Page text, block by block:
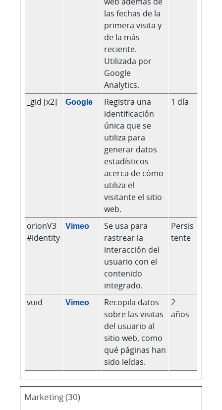
las fechas de la
primera visita y
de la más
reciente.
Utilizada por
Google
Analytics.
_gid [x2] Google
Registra una
identificación
única que se
utiliza para
generar datos
estadísticos
acerca de cómo
utiliza el
visitante el sitio
web.
1 día
orionV3
#identity
Vimeo
Se usa para
rastrear la
interacción del
usuario con el
contenido
integrado.
Persis
tente
vuid Vimeo
Recopila datos
sobre las visitas
del usuario al
sitio web, como
qué páginas han
sido leídas.
2
años
Marketing (30)